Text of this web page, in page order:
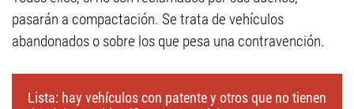
pasarán a compactación. Se trata de vehículos
abandonados o sobre los que pesa una contravención.
Lista: hay vehículos con patente y otros que no tienen